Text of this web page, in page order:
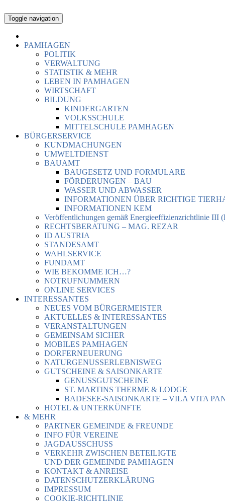
Toggle navigation
PAMHAGEN
POLITIK
VERWALTUNG
STATISTIK & MEHR
LEBEN IN PAMHAGEN
WIRTSCHAFT
BILDUNG
KINDERGARTEN
VOLKSSCHULE
MITTELSCHULE PAMHAGEN
BÜRGERSERVICE
KUNDMACHUNGEN
UMWELTDIENST
BAUAMT
BAUGESETZ UND FORMULARE
FÖRDERUNGEN – BAU
WASSER UND ABWASSER
INFORMATIONEN ÜBER RICHTIGE
INFORMATIONEN KEM
Veröffentlichungen gemäß Energieeffizienzrichtlinie III
RECHTSBERATUNG – MAG. REZAR
ID AUSTRIA
STANDESAMT
WAHLSERVICE
FUNDAMT
WIE BEKOMME ICH…?
NOTRUFNUMMERN
ONLINE SERVICES
INTERESSANTES
NEUES VOM BÜRGERMEISTER
AKTUELLES & INTERESSANTES
VERANSTALTUNGEN
GEMEINSAM SICHER
MOBILES PAMHAGEN
DORFERNEUERUNG
NATURGENUSSERLEBNISWEG
GUTSCHEINE & SAISONKARTE
GENUSSGUTSCHEINE
ST. MARTINS THERME & LODGE
BADESEE-SAISONKARTE – VILA VITA
HOTEL & UNTERKÜNFTE
& MEHR
PARTNER GEMEINDE & FREUNDE
INFO FÜR VEREINE
JAGDAUSSCHUSS
VERKEHR ZWISCHEN BETEILIGTE
UND DER GEMEINDE PAMHAGEN
KONTAKT & ANREISE
DATENSCHUTZERKLÄRUNG
IMPRESSUM
COOKIE-RICHTLINIE